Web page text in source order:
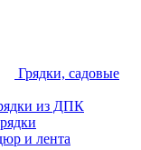
Грядки, садовые
из ДПК
и лента